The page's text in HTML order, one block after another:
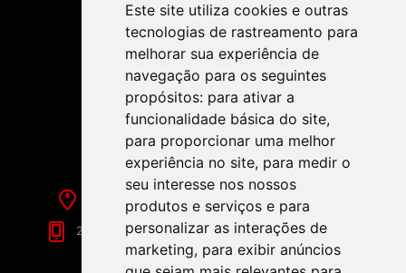
Este site utiliza cookies e outras
tecnologias de rastreamento para
melhorar sua experiência de
navegação para os seguintes
propósitos: para ativar a
funcionalidade básica do site,
para proporcionar uma melhor
experiência no site, para medir o
seu interesse nos nossos
produtos e serviços e para
personalizar as interações de
marketing, para exibir anúncios
SIGA-NOS NAS REDES SOCIAIS!
Rua de Évora, 70-C - Reguengos de Monsaraz
266 040 688 (Chamada para a Rede Fixa Nacional)